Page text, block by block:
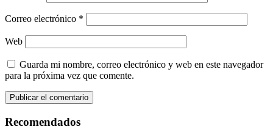
Correo electrónico *
Web
Guarda mi nombre, correo electrónico y web en este navegador
para la próxima vez que comente.
Recomendados